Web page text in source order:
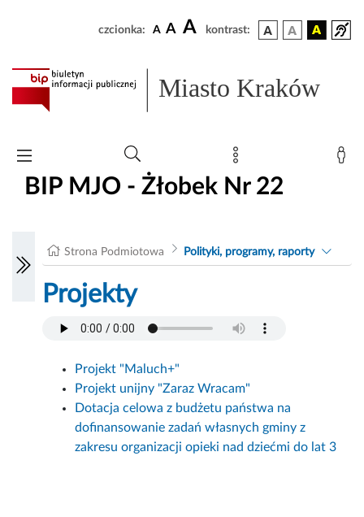
czcionka: A A A kontrast:
Miasto Kraków
BIP MJO - Żłobek Nr 22
Strona Podmiotowa Polityki, programy, raporty
Projekty
Projekt "Maluch+"
Projekt unijny "Zaraz Wracam"
Dotacja celowa z budżetu państwa na
dofinansowanie zadań własnych gminy z
zakresu organizacji opieki nad dziećmi do lat 3